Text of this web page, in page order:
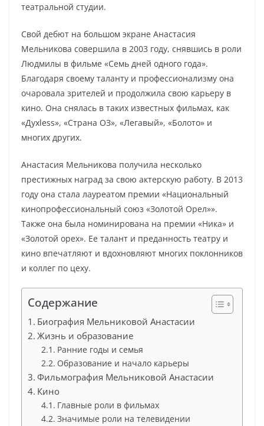
театральной студии.
Свой дебют на большом экране Анастасия
Мельникова совершила в 2003 году, снявшись в роли
Людмилы в фильме «Семь дней одного года».
Благодаря своему таланту и профессионализму она
очаровала зрителей и продолжила свою карьеру в
кино. Она снялась в таких известных фильмах, как
«Духless», «Страна ОЗ», «Легавый», «Болото» и
многих других.
Анастасия Мельникова получила несколько
престижных наград за свою актерскую работу. В 2013
году она стала лауреатом премии «Национальный
кинопрофессиональный союз «Золотой Орел»».
Также она была номинирована на премии «Ника» и
«Золотой орех». Ее талант и преданность театру и
кино впечатляют и вдохновляют многих поклонников
и коллег по цеху.
Содержание
Биография Мельниковой Анастасии
Жизнь и образование
Ранние годы и семья
Образование и начало карьеры
Фильмография Мельниковой Анастасии
Кино
Главные роли в фильмах
Значимые роли на телевидении